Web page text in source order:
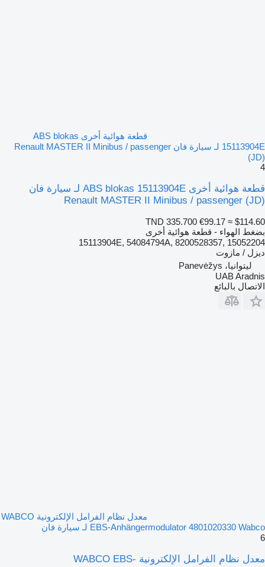
قطعة هوائية أخرى ABS blokas
15113904E لـ سيارة فان Renault MASTER II Minibus / passenger
(JD)
4
قطعة هوائية أخرى ABS blokas 15113904E لـ سيارة فان
Renault MASTER II Minibus / passenger (JD)
TND 335.700 €99.17 ≈ $114.60
بضغط الهواء - قطعة هوائية أخرى
15113904E, 54084794A, 8200528357, 15052204
ديزل / مازوت
ليتوانيا، Panevėžys
UAB Aradnis
الاتصال بالبائع
معدل نظام الفرامل الإلكترونية WABCO
EBS-Anhängermodulator 4801020330 Wabco لـ سيارة فان
6
معدل نظام الفرامل الإلكترونية WABCO EBS-